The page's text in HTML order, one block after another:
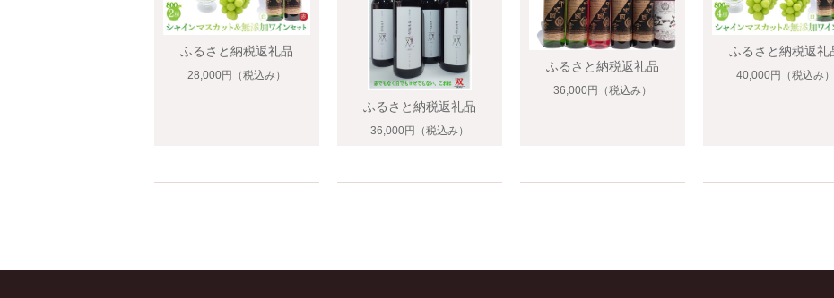
ふるさと納税返礼品
28,000円 （税込み）
ふるさと納税返礼品
36,000円 （税込み）
ふるさと納税返礼品
36,000円 （税込み）
ふるさと納税返礼
40,000円 （税込み）